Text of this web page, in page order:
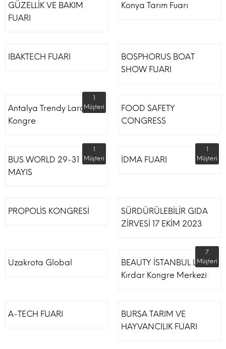
GÜZELLİK VE BAKIM
FUARI
Konya Tarım Fuarı
IBAKTECH FUARI
BOSPHORUS BOAT
SHOW FUARI
Antalya Trendy Lara Otel
Kongre
1
Müşteri
FOOD SAFETY
CONGRESS
BUS WORLD 29-31
MAYIS
1
Müşteri
İDMA FUARI
1
Müşteri
PROPOLİS KONGRESİ
SÜRDÜRÜLEBİLİR GIDA
ZİRVESİ 17 EKİM 2023
Uzakrota Global
BEAUTY İSTANBUL Lütfi
Kırdar Kongre Merkezi
7
Müşteri
A-TECH FUARI
BURSA TARIM VE
HAYVANCILIK FUARI